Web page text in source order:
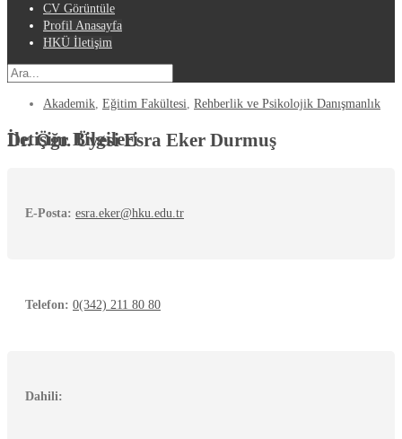
CV Görüntüle
Profil Anasayfa
HKÜ İletişim
Akademik Eğitim Fakültesi Rehberlik ve Psikolojik Danışmanlık
Dr. Öğr. Üyesi Esra Eker Durmuş
İletişim Bilgileri
E-Posta: esra.eker@hku.edu.tr
Telefon: 0(342) 211 80 80
Dahili: